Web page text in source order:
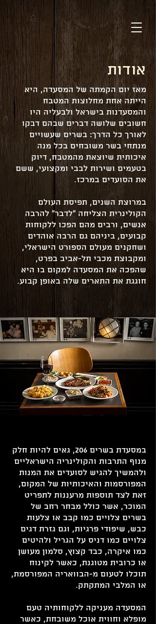
אודות
מאז יום הקמתה של המסעדה, היא
הייתה אחת מחלוצות המטבח
והמסעדנות בישראל ולבעליה היו
חשובים שלושה דברים שבהם דבקו
לאורך כל הדרך: בשרים שעשויים
מנתחי בשר משובחים בכל מנה
איכותית שיוצאת מהמטבח, דיוק
בטעמים ושירות לבבי ומקצועי, ששם
את הסועדים במרכז.
במרוצת השנים, תפיסת העולם
הקולינרית הצליחה "לדבר" להרבה
אנשים, ורבים מהם הפכו ללקוחות
קבועים, ביניהם גם הרבה אוהדים
ושחקנים מעולם הספורט הישראלי,
ומקבוצת מכבי תל-אביב בפרט,
שהפכה את המסעדה למקום בו היא
חוגגת את התארים שלה באופן קבוע.
במסעדת בשרים 206, גאים להיות חלק
מנוף התרבות והקולינריה הישראליים
ולהמשיך להגיש לסועדים את המנות
המפורסמות והאיכותיות של המקום,
זאת לצד תוספות מרעננות לתפריט
המוכר, אשר כולל מבחר רחב של
בשרים צלויים כמו קבב או צלעות
כבש, שיפודי פרגיות, וגם גזרת דגים
צלויים כמו דניס על הגריל ולהיטים
כמו איקרה, כבד קצוץ, סלמון מעושן
או כרובית מטוגנת, כאשר לקינוח
תוכלו לטעום מ-הבוואריה המפורסמת,
או המלבי המתקתק.
המסעדה מעניקה ללקוחותיה טעם
מופלא וחווית אוכל משובחת, כאשר